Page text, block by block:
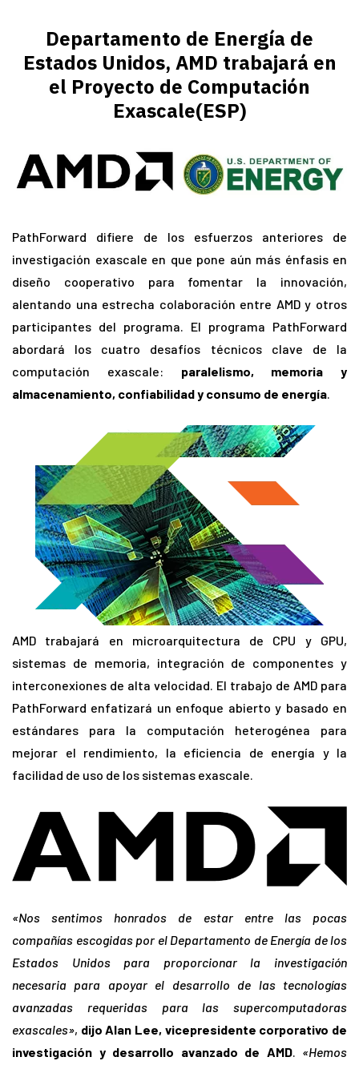
Departamento de Energía de
Estados Unidos, AMD trabajará en
el Proyecto de Computación
Exascale(ESP)
PathForward difiere de los esfuerzos anteriores de
investigación exascale en que pone aún más énfasis en
diseño cooperativo para fomentar la innovación,
alentando una estrecha colaboración entre AMD y otros
participantes del programa. El programa PathForward
abordará los cuatro desafíos técnicos clave de la
computación exascale: paralelismo, memoria y
almacenamiento, confiabilidad y consumo de energía
AMD trabajará en microarquitectura de CPU y GPU,
sistemas de memoria, integración de componentes y
interconexiones de alta velocidad. El trabajo de AMD para
PathForward enfatizará un enfoque abierto y basado en
estándares para la computación heterogénea para
mejorar el rendimiento, la eficiencia de energía y la
facilidad de uso de los sistemas exascale.
«Nos sentimos honrados de estar entre las pocas
compañías escogidas por el Departamento de Energía de los
Estados Unidos para proporcionar la investigación
necesaria para apoyar el desarrollo de las tecnologías
avanzadas requeridas para las supercomputadoras
exascales», dijo Alan Lee, vicepresidente corporativo de
investigación y desarrollo avanzado de AMD. «Hemos